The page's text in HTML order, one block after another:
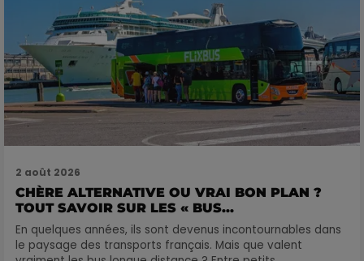
2 août 2026
CHÈRE ALTERNATIVE OU VRAI BON PLAN ?
TOUT SAVOIR SUR LES « BUS...
En quelques années, ils sont devenus incontournables dans
le paysage des transports français. Mais que valent